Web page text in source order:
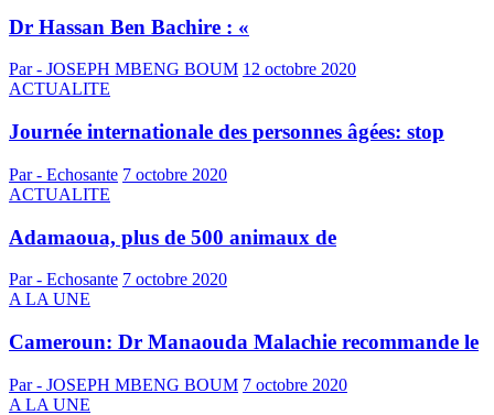
Dr Hassan Ben Bachire : «
Par - JOSEPH MBENG BOUM 12 octobre 2020
ACTUALITE
Journée internationale des personnes âgées: stop
Par - Echosante 7 octobre 2020
ACTUALITE
Adamaoua, plus de 500 animaux de
Par - Echosante 7 octobre 2020
A LA UNE
Cameroun: Dr Manaouda Malachie recommande le
Par - JOSEPH MBENG BOUM 7 octobre 2020
A LA UNE